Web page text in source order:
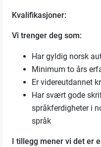
Kvalifikasjoner:
Vi trenger deg som:
Har gyldig norsk
Minimum to års
Er videreutdannet
Har svært gode
språkferdigheter i
språk
I tillegg mener vi det er